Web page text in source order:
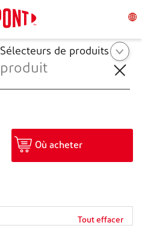
Sélecteurs de produits
Où acheter
Tout effacer